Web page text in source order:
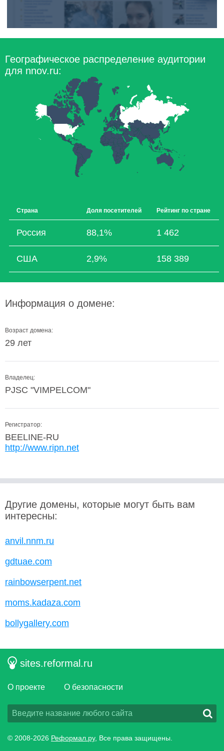
Географическое распределение аудитории
для nnov.ru:
Страна Доля посетителей Рейтинг по стране
Россия 88,1% 1 462
США 2,9% 158 389
Информация о домене:
Возраст домена:
29 лет
Владелец:
PJSC "VIMPELCOM"
Регистратор:
BEELINE-RU
http://www.ripn.net
Другие домены, которые могут быть вам
интересны:
anvil.nnm.ru
gdtuae.com
rainbowserpent.net
moms.kadaza.com
bollygallery.com
sites.reformal.ru
О проекте О безопасности
© 2008-2026 Реформал.ру, Все права защищены.